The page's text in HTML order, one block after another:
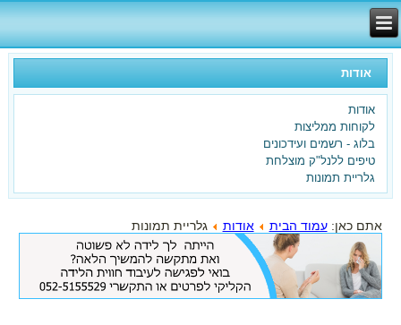
אודות
אודות
לקוחות ממליצות
בלוג - רשמים ועידכונים
טיפים ללנל"ק מוצלחת
גלריית תמונות
אתם כאן:עמוד הבית אודות גלריית תמונות
בלידה הקודמת ילדת בקיסרי